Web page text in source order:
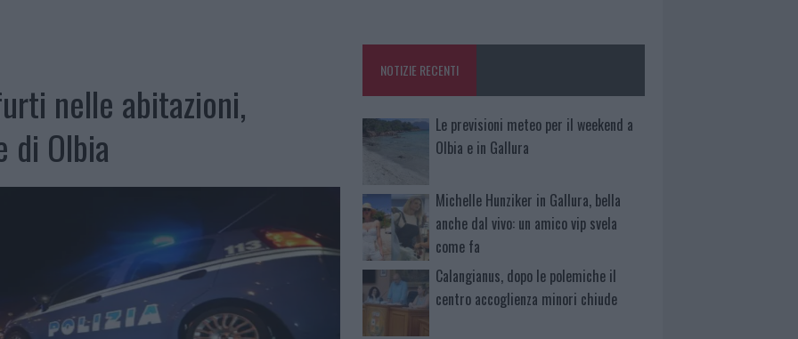
nelle abitazioni,
di Olbia
NOTIZIE RECENTI
Le previsioni meteo per il weekend a
Olbia e in Gallura
Michelle Hunziker in Gallura, bella
anche dal vivo: un amico vip svela
come fa
Calangianus, dopo le polemiche il
centro accoglienza minori chiude